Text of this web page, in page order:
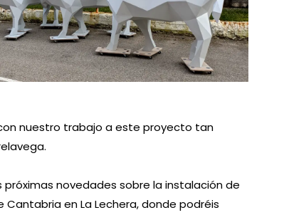
nuestro trabajo a este proyecto tan
novedades sobre la instalación de
en La Lechera, donde podréis